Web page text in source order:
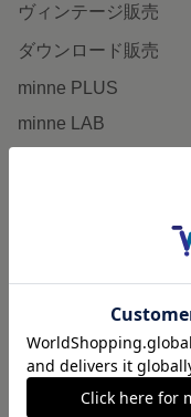
ヴィンテージ販売
ダウンロード販売
minne PLUS
minne LAB
minneとものづくりと
ニュース
minneの本